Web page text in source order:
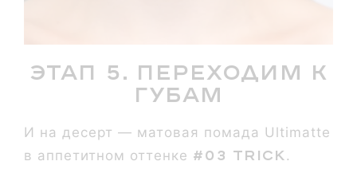
Этап 5. Переходим к
губам
И на десерт — матовая помада Ultimatte
в аппетитном оттенке #03 Trick.